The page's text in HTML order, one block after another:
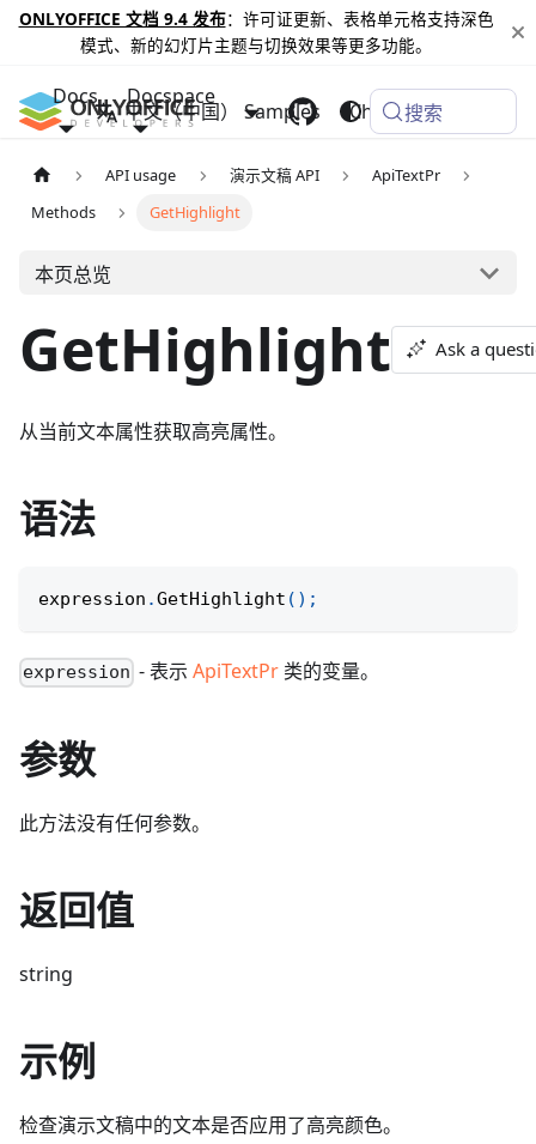
ONLYOFFICE 文档 9.4 发布：许可证更新、表格单元格支持深色
模式、新的幻灯片主题与切换效果等更多功能。
Docs Docspace
Samples Changelog
中文（中国） 搜索
API usage 演示文稿 API
ApiTextPr
Methods
GetHighlight
本页总览
GetHighlight Ask a
从当前文本属性获取高亮属性。
语法
expression .GetHighlight ( ) ;
expression - 表示ApiTextPr 类的变量。
参数
此方法没有任何参数。
返回值
string
示例
检查演示文稿中的文本是否应用了高亮颜色。